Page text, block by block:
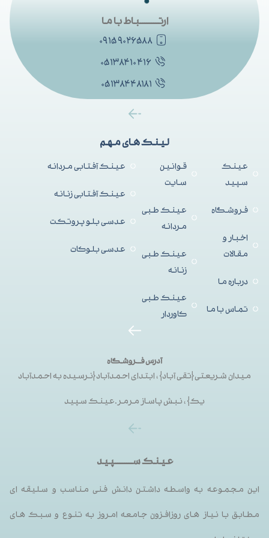
لینک های مهم
عینک
سپید
فروشگاه
اخبار و
مقالات
درباره ما
تماس با ما
قوانین
سایت
عینک طبی
مردانه
عینک طبی
زنانه
عینک طبی
کاوردار
عینک آفتابی مردانه
عینک آفتابی زنانه
عدسی بلو پروتکت
عدسی بلوکات
آدرس فــروشگاه
میدان شریعتی{تقی آباد}، ابتدای احمدآباد{نرسیده به احمدآباد
یک}، نبش پاساز مرمر.عینک سپید
ارتــــــــــباط با ما
۰۹۱۵۹۰۲۶۵۸۸
۰۵۱۳۸۴۱۰۴۱۶
۰۵۱۳۸۴۴۸۱۸۱
عینک ســـــــــپید
این مجموعه به واسطه داشتن دانش فنی مناسب و سلیقه ای
مطابق با نیاز های روزافزون جامعه امروز به تنوع و سبک های